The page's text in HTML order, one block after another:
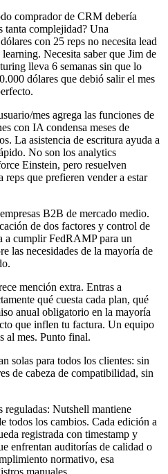
comprador de CRM debería
tanta complejidad? Una
con 25 reps no necesita lead
Necesita saber que Jim de
lleva 6 semanas sin que lo
dólares que debió salir el mes
mes agrega las funciones de
con IA condensa meses de
La asistencia de escritura ayuda a
No son los analytics
Einstein, pero resuelven
reps que prefieren vender a estar
B2B de mercado medio.
de dos factores y control de
a cumplir FedRAMP para un
las necesidades de la mayoría de
mención extra. Entras a
qué cuesta cada plan, qué
anual obligatorio en la mayoría
que inflen tu factura. Un equipo
al mes. Punto final.
solas para todos los clientes: sin
de cabeza de compatibilidad, sin
reguladas: Nutshell mantiene
todos los cambios. Cada edición a
registrada con timestamp y
enfrentan auditorías de calidad o
normativo, esa